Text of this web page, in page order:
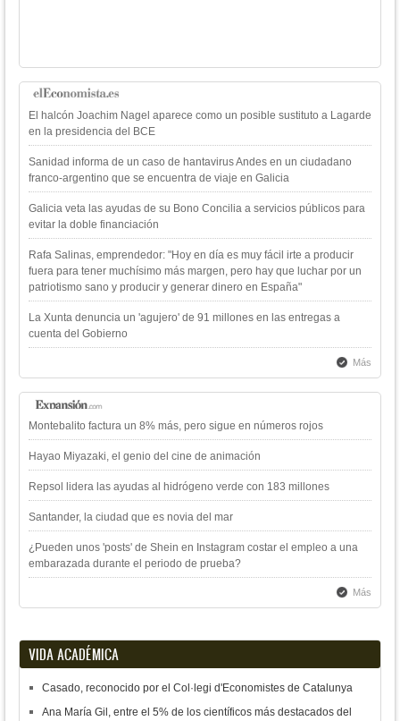
El halcón Joachim Nagel aparece como un posible sustituto a Lagarde
en la presidencia del BCE
Sanidad informa de un caso de hantavirus Andes en un ciudadano
franco-argentino que se encuentra de viaje en Galicia
Galicia veta las ayudas de su Bono Concilia a servicios públicos para
evitar la doble financiación
Rafa Salinas, emprendedor: "Hoy en día es muy fácil irte a producir
fuera para tener muchísimo más margen, pero hay que luchar por un
patriotismo sano y producir y generar dinero en España"
La Xunta denuncia un 'agujero' de 91 millones en las entregas a
cuenta del Gobierno
Más
Montebalito factura un 8% más, pero sigue en números rojos
Hayao Miyazaki, el genio del cine de animación
Repsol lidera las ayudas al hidrógeno verde con 183 millones
Santander, la ciudad que es novia del mar
¿Pueden unos 'posts' de Shein en Instagram costar el empleo a una
embarazada durante el periodo de prueba?
Más
VIDA ACADÉMICA
Casado, reconocido por el Col·legi d'Economistes de Catalunya
Ana María Gil, entre el 5% de los científicos más destacados del